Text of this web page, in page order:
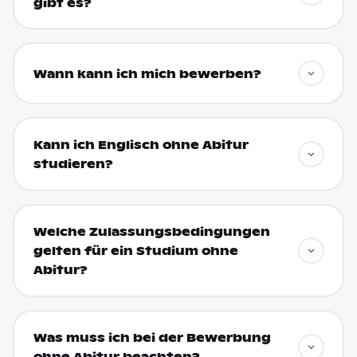
gibt es?
Wann kann ich mich bewerben?
Kann ich Englisch ohne Abitur
studieren?
Welche Zulassungsbedingungen
gelten für ein Studium ohne
Abitur?
Was muss ich bei der Bewerbung